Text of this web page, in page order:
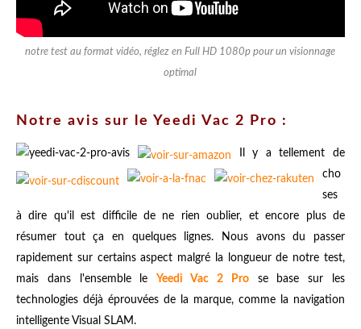
notre test au format vidéo, réglez en Full HD 1080p pour un visionnage
optimal
Notre avis sur le Yeedi Vac 2 Pro :
Il y a tellement de
cho
ses
à dire qu'il est difficile de ne rien oublier, et encore plus de
résumer tout ça en quelques lignes. Nous avons du passer
rapidement sur certains aspect malgré la longueur de notre test,
mais dans l'ensemble le Yeedi Vac 2 Prose base sur les
technologies déjà éprouvées de la marque, comme la navigation
intelligente Visual SLAM.